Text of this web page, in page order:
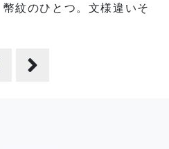
紋のひとつ。文様違いそ